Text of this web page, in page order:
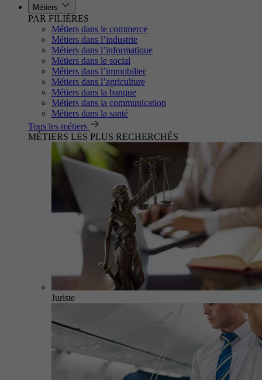
Métiers
PAR FILIÈRES
Métiers dans le commerce
Métiers dans l’industrie
Métiers dans l’informatique
Métiers dans le social
Métiers dans l’immobilier
Métiers dans l’agriculture
Métiers dans la banque
Métiers dans la communication
Métiers dans la santé
Tous les métiers
MÉTIERS LES PLUS RECHERCHÉS
Juriste